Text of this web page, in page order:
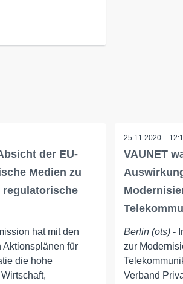
der EU-
Medien zu
regulatorische
hat mit den
Aktionsplänen für
die hohe
25.11.2020 –
VAUNET
Berlin (ots) -
zur
Verband